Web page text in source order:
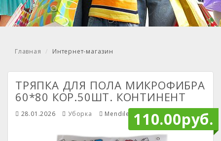
Главная Интернет-магазин
110.00руб.
ТРЯПКА ДЛЯ ПОЛА МИКРОФИБРА
60*80 КОР.50ШТ. КОНТИНЕНТ
28.01.2026 Уборка Mendiley